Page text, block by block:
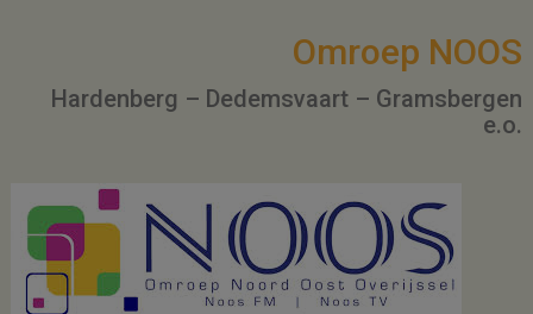
Omroep NOOS
Hardenberg – Dedemsvaart – Gramsbergen
e.o.